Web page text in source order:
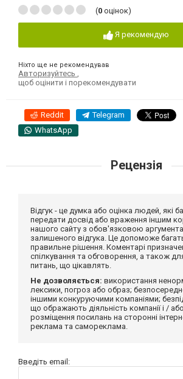
(0 оцінок)
Я рекомендую
Ніхто ще не рекомендував
Авторизуйтесь
щоб оцінити і порекомендувати
Reddit Telegram
WhatsApp
Рецензія
Відгук - це думка або оцінка людей, які
передати досвід або враження іншим
нашого сайту з обов'язковою
залишеного відгука. Це допоможе
правильне рішення. Коментарі
спілкування та обговорення, а також
питань, що цікавлять.
Не дозволяється: використання
лексики, погроз або образ;
іншими конкуруючими компаніями;
що ображають діяльність компанії і / або
розміщення посилань на сторонні
реклама та самореклама.
Введіть email: